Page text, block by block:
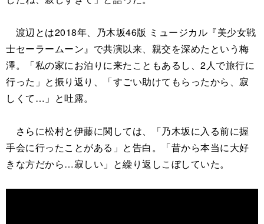
渡辺とは2018年、乃木坂46版 ミュージカル『美少女戦
士セーラームーン』で共演以来、親交を深めたという梅
澤。「私の家にお泊りに来たこともあるし、2人で旅行に
行った」と振り返り、「すごい助けてもらったから、寂
しくて…」と吐露。
さらに松村と伊藤に関しては、「乃木坂に入る前に握
手会に行ったことがある」と告白。「昔から本当に大好
きな方だから…寂しい」と繰り返しこぼしていた。